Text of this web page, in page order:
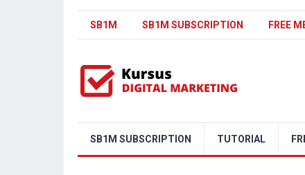
SB1M SB1M SUBSCRIPTION FREE
SB1M SUBSCRIPTION TUTORIAL